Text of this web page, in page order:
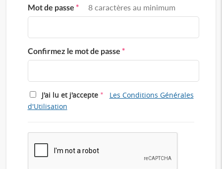
Mot de passe * 8 caractères au minimum
Confirmez le mot de passe *
J'ai lu et j'accepte *
Les Conditions Générales
d'Utilisation